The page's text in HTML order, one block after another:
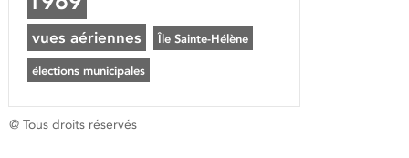
vues aériennes Île Sainte-Hélène
élections municipales
@ Tous droits réservés